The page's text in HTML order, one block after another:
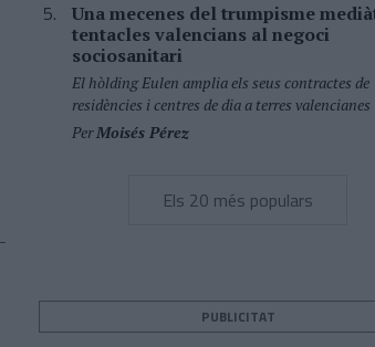
Una mecenes del trumpisme
tentacles valencians al negoci
sociosanitari
El hòlding Eulen amplia els seus contractes de
residències i centres de dia a terres valencianes
PerMoisés Pérez
Els 20 més populars
PUBLICITAT